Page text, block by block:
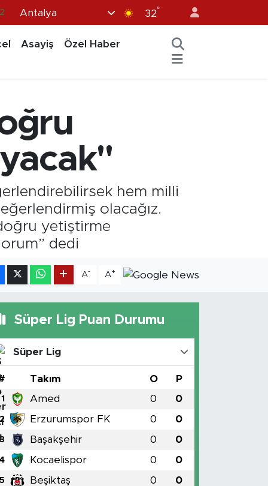
Antalya 32°
Asayiş
Özel Haber
hem milli
olacağız.
yetiştirme
dedi
A- A+
Süper Lig Puan Durumu
Süper Lig
Takım O P
1 Amed 0 0
2 Erzurumspor FK 0 0
3 Başakşehir 0 0
Kocaelispor 0 0
5 Beşiktaş 0 0